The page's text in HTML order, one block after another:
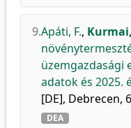
9.Apáti, F.,
üzemgazdasági
adatok és 2025.
[DE], Debrecen,
DEA